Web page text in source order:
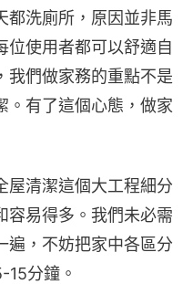
都洗廁所，原因並非馬
位使用者都可以舒適自
我們做家務的重點不是
。有了這個心態，做家
屋清潔這個大工程細分
容易得多。我們未必需
遍，不妨把家中各區分
分鐘。